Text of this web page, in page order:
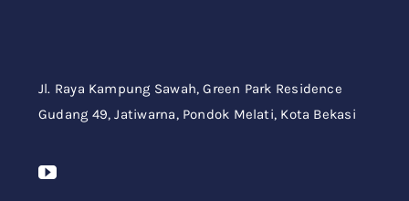
Jl. Raya Kampung Sawah,Green Park Residence
Gudang 49,Jatiwarna, Pondok Melati, Kota Bekasi